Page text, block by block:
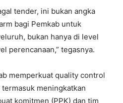
tender, ini bukan angka
bagi Pemkab untuk
bukan hanya di level
perencanaan,” tegasnya.
memperkuat quality control
meningkatkan
komitmen (PPK) dan tim